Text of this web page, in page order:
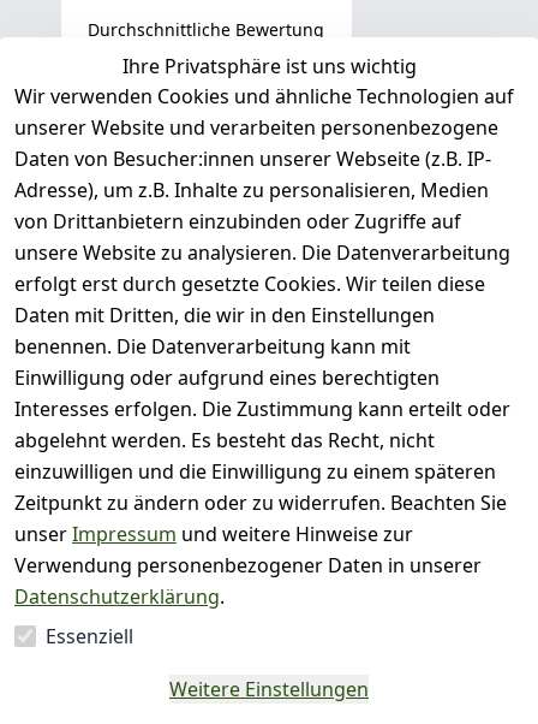
Durchschnittliche Bewertung
0
Basierend auf 0 Bewertung(en)
Bewertung abgeben
5
( 0
)
4
( 0
)
3
( 0
)
2
( 0
1
)
Es hat noch niemand
eine Bewertung für
diesen Artikel
abgegeben
Person - klicken Sie für
Ihre Privatsphäre ist uns wichtig
Wir verwenden Cookies und ähnliche Technologien auf
unserer Website und verarbeiten personenbezogene
Daten von Besucher:innen unserer Webseite (z.B. IP-
Adresse), um z.B. Inhalte zu personalisieren, Medien
von Drittanbietern einzubinden oder Zugriffe auf
unsere Website zu analysieren. Die Datenverarbeitung
erfolgt erst durch gesetzte Cookies. Wir teilen diese
Daten mit Dritten, die wir in den Einstellungen
benennen. Die Datenverarbeitung kann mit
Einwilligung oder aufgrund eines berechtigten
Interesses erfolgen. Die Zustimmung kann erteilt oder
abgelehnt werden. Es besteht das Recht, nicht
einzuwilligen und die Einwilligung zu einem späteren
Zeitpunkt zu ändern oder zu widerrufen. Beachten Sie
unserImpressum und weitere Hinweise zur
Verwendung personenbezogener Daten in unserer
Datenschutzerklärung.
Essenziell
Weitere Einstellungen